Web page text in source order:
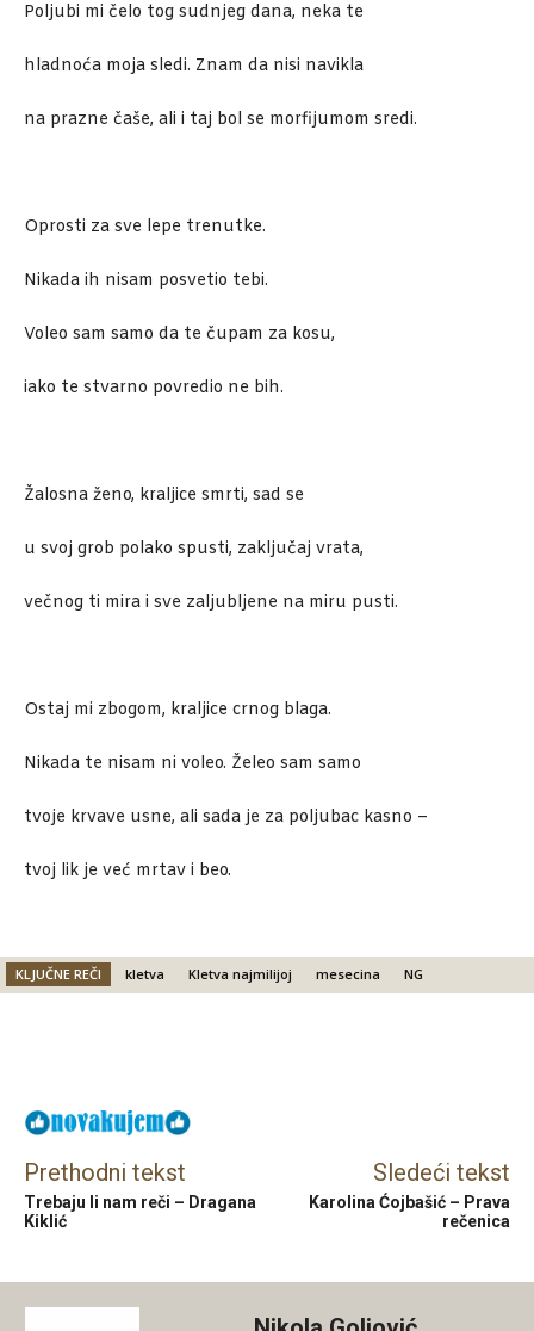
Poljubi mi čelo tog sudnjeg dana, neka te
hladnoća moja sledi. Znam da nisi navikla
na prazne čaše, ali i taj bol se morfijumom sredi.
Oprosti za sve lepe trenutke.
Nikada ih nisam posvetio tebi.
Voleo sam samo da te čupam za kosu,
iako te stvarno povredio ne bih.
Žalosna ženo, kraljice smrti, sad se
u svoj grob polako spusti, zaključaj vrata,
večnog ti mira i sve zaljubljene na miru pusti.
Ostaj mi zbogom, kraljice crnog blaga.
Nikada te nisam ni voleo. Želeo sam samo
tvoje krvave usne, ali sada je za poljubac kasno –
tvoj lik je već mrtav i beo.
KLJUČNE REČI kletva Kletva najmilijoj mesecina NG
Prethodni tekst
Trebaju li nam reči – Dragana
Kiklić
Sledeći tekst
Karolina Ćojbašić – Prava
rečenica